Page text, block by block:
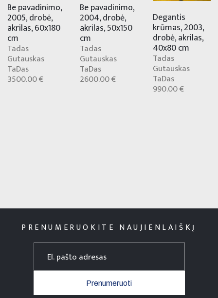
Be pavadinimo,
2005, drobė,
akrilas, 60x180
cm
Tadas
Gutauskas
TaDas
3500.00 €
Be pavadinimo,
2004, drobė,
akrilas, 50x150
cm
Tadas
Gutauskas
TaDas
2600.00 €
Degantis
krūmas, 2003,
drobė, akrilas,
40x80 cm
Tadas
Gutauskas
TaDas
990.00 €
PRENUMERUOKITE NAUJIENLAIŠKĮ
Prenumeruoti